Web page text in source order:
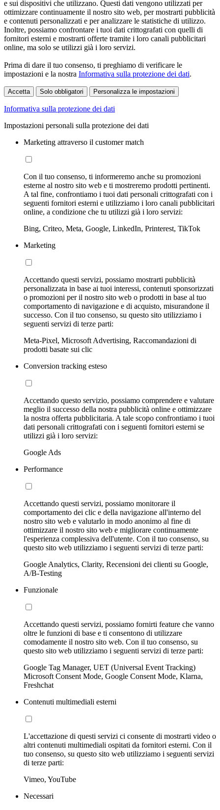
e sui dispositivi che utilizzano. Questi dati vengono utilizzati per
ottimizzare continuamente il nostro sito web, per mostrarti pubblicità
e contenuti personalizzati e per analizzare le statistiche di utilizzo.
Inoltre, possiamo confrontare i tuoi dati crittografati con quelli di
fornitori esterni e mostrarti offerte tramite i loro canali pubblicitari
online, ma solo se utilizzi già i loro servizi.
Prima di dare il tuo consenso, ti preghiamo di verificare le
impostazioni e la nostra Informativa sulla protezione dei dati.
Accetta Solo obbligatori Personalizza le impostazioni
Informativa sulla protezione dei dati
Impostazioni personali sulla protezione dei dati
Marketing attraverso il customer match
Con il tuo consenso, ti informeremo anche su promozioni
esterne al nostro sito web e ti mostreremo prodotti pertinenti.
A tal fine, confrontiamo i tuoi dati personali crittografati con i
seguenti fornitori esterni e utilizziamo i loro canali pubblicitari
online, a condizione che tu utilizzi già i loro servizi:
Bing, Criteo, Meta, Google, LinkedIn, Printerest, TikTok
Marketing
Accettando questi servizi, possiamo mostrarti pubblicità
personalizzata in base ai tuoi interessi, contenuti sponsorizzati
o promozioni per il nostro sito web o prodotti in base al tuo
comportamento di navigazione e di acquisto, misurandone il
successo. Con il tuo consenso, su questo sito utilizziamo i
seguenti servizi di terze parti:
Meta-Pixel, Microsoft Advertising, Raccomandazioni di
prodotti basate sui clic
Conversion tracking esteso
Accettando questo servizio, possiamo comprendere e valutare
meglio il successo della nostra pubblicità online e ottimizzare
la nostra offerta pubblicitaria. A tale scopo confrontiamo i tuoi
dati personali crittografati con i seguenti fornitori esterni se
utilizzi già i loro servizi:
Google Ads
Performance
Accettando questi servizi, possiamo monitorare il
comportamento dei clic e della navigazione all'interno del
nostro sito web e valutarlo in modo anonimo al fine di
ottimizzare il nostro sito web e migliorare continuamente
l'esperienza complessiva dell'utente. Con il tuo consenso, su
questo sito web utilizziamo i seguenti servizi di terze parti:
Google Analytics, Clarity, Recensioni dei clienti su Google,
A/B-Testing
Funzionale
Accettando questi servizi, possiamo fornirti feature che vanno
oltre le funzioni di base e ti consentono di utilizzare
comodamente il nostro sito web. Con il tuo consenso, su
questo sito web utilizziamo i seguenti servizi di terze parti:
Google Tag Manager, UET (Universal Event Tracking)
Microsoft Consent Mode, Google Consent Mode, Klarna,
Freshchat
Contenuti multimediali esterni
L'accettazione di questi servizi ci consente di mostrarti video o
altri contenuti multimediali ospitati da fornitori esterni. Con il
tuo consenso, su questo sito web utilizziamo i seguenti servizi
di terze parti:
Vimeo, YouTube
Necessari